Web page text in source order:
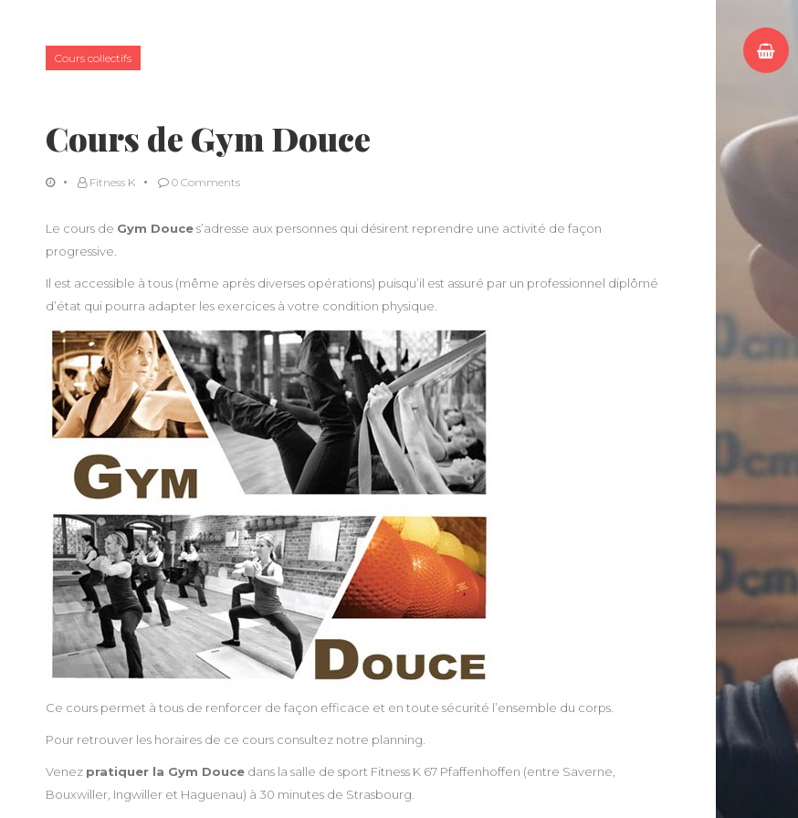
Cours collectifs
Cours de Gym Douce
Fitness K 0 Comments
Le cours de Gym Douces’adresse aux personnes qui désirent reprendre une activité de façon
progressive.
Il est accessible à tous (même après diverses opérations) puisqu’il est assuré par un professionnel diplômé
d’état qui pourra adapter les exercices à votre condition physique.
Ce cours permet à tous de renforcer de façon efficace et en toute sécurité l’ensemble du corps.
Pour retrouver les horaires de ce cours consultez notre planning.
Venez pratiquer la Gym Douce dans la salle de sport Fitness K 67 Pfaffenhoffen (entre Saverne,
Bouxwiller, Ingwiller et Haguenau) à 30 minutes de Strasbourg.